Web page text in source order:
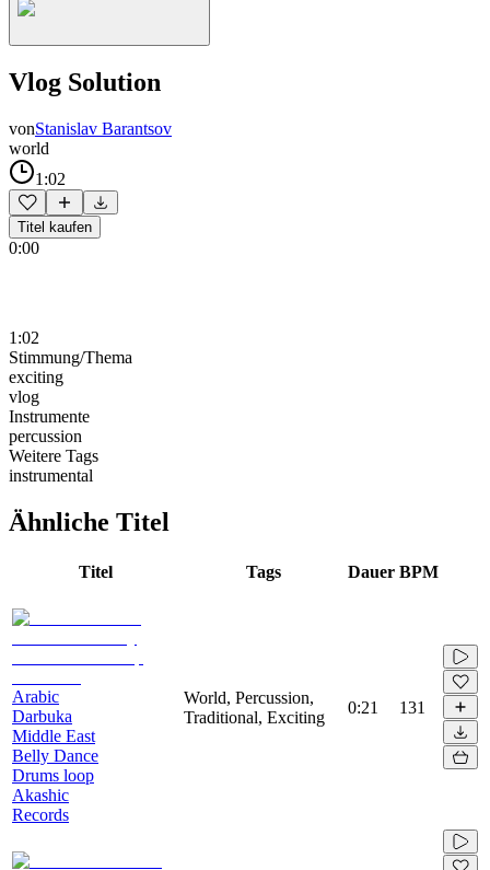
Vlog Solution
vonStanislav Barantsov
world
1:02
Titel kaufen
0:00
1:02
Stimmung/Thema
exciting
vlog
Instrumente
percussion
Weitere Tags
instrumental
Ähnliche Titel
Titel Tags Dauer BPM
Arabic
Darbuka
Middle East
Belly Dance
Drums loop
Akashic
Records
World, Percussion,
Traditional, Exciting
0:21 131